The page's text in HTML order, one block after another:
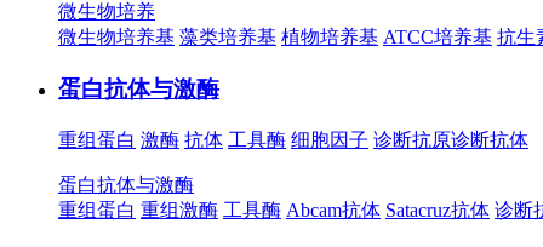
微生物培养
微生物培养基 藻类培养基 植物培养基 ATCC培养基 抗生
蛋白抗体与激酶
重组蛋白 激酶 抗体 工具酶 细胞因子 诊断抗原诊断抗体
蛋白抗体与激酶
重组蛋白 重组激酶 工具酶 Abcam抗体 Satacruz抗体 诊断